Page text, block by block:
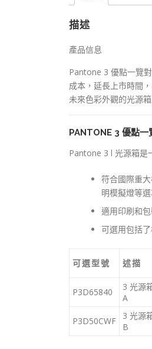
描述
產品信息
Pantone 3 優點一覽
成本，延長上市時間
未來色彩外觀的光源
PANTONE 3 優點一
Pantone 3 l 光源箱是
符合國際重
明模擬燈等選
適用印刷和
可選用包括
可選型號 述描
P3D65840
3 光源
A
P3D50CWF
3 光源
B